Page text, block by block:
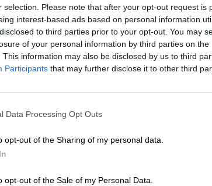
selection. Please note that after your opt-out request is
interest-based ads based on personal information
to third parties prior to your opt-out. You may
of your personal information by third parties on the
This information may also be disclosed by us to third
Participants that may further disclose it to other third
Data Processing Opt Outs
opt-out of the Sharing of my personal data.
opt-out of the Sale of my Personal Data.
* Preise inkl. gesetzlicher MwSt. zzgl.
Beschreibung Infos Bewertungen(0)
Odin ist ein Gott aus der nordischen
Pferd mit acht Beinen reitet. Das
sowohl über Stock und Stein zu Lande,
Name leitet sich aus dieser Eigenschaft
die ihm zugeschrieben wurde. Das
Die Wacken Brauerei aus dem
Gottheiten der nordischen Mythologie